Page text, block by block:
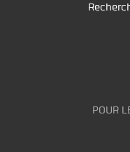
POUR